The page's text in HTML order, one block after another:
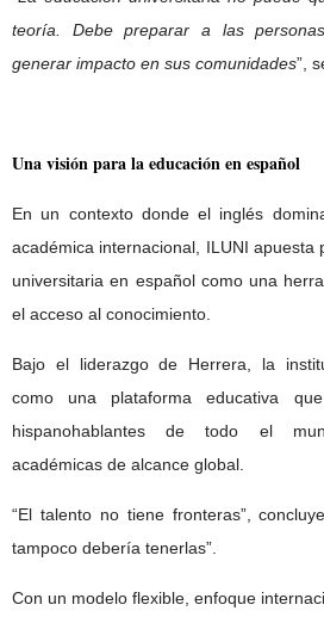
teoría. Debe preparar a las
generar impacto en sus comunidades”,
Una visión para la educación en español
En un contexto donde el inglés
académica internacional, ILUNI apuesta
universitaria en español como una
el acceso al conocimiento.
Bajo el liderazgo de Herrera, la
como una plataforma educativa
hispanohablantes de todo el
académicas de alcance global.
“El talento no tiene fronteras”,
tampoco debería tenerlas”.
Con un modelo flexible, enfoque